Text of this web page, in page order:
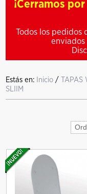
¡Cerramos
Todos los pedidos
enviados
Estás en: Inicio /TAPAS
SLIIM